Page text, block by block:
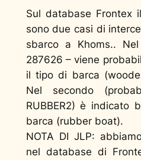
Sul database Frontex
sono due casi di
sbarco a Khoms..
287626 – viene
il tipo di barca
Nel secondo
RUBBER2) è indicato
barca (rubber boat).
NOTA DI JLP:
nel database di